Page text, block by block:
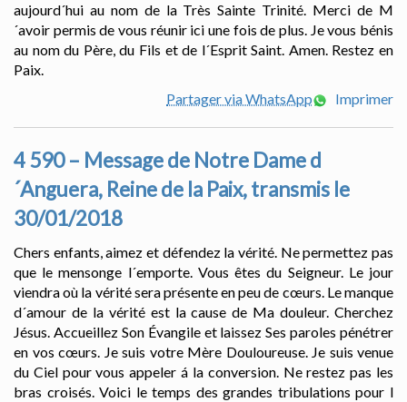
aujourd´hui au nom de la Très Sainte Trinité. Merci de M
´avoir permis de vous réunir ici une fois de plus. Je vous bénis
au nom du Père, du Fils et de l´Esprit Saint. Amen. Restez en
Paix.
Partager via WhatsApp
Imprimer
4 590 – Message de Notre Dame d
´Anguera, Reine de la Paix, transmis le
30/01/2018
Chers enfants, aimez et défendez la vérité. Ne permettez pas
que le mensonge l´emporte. Vous êtes du Seigneur. Le jour
viendra où la vérité sera présente en peu de cœurs. Le manque
d´amour de la vérité est la cause de Ma douleur. Cherchez
Jésus. Accueillez Son Évangile et laissez Ses paroles pénétrer
en vos cœurs. Je suis votre Mère Douloureuse. Je suis venue
du Ciel pour vous appeler á la conversion. Ne restez pas les
bras croisés. Voici le temps des grandes tribulations pour l